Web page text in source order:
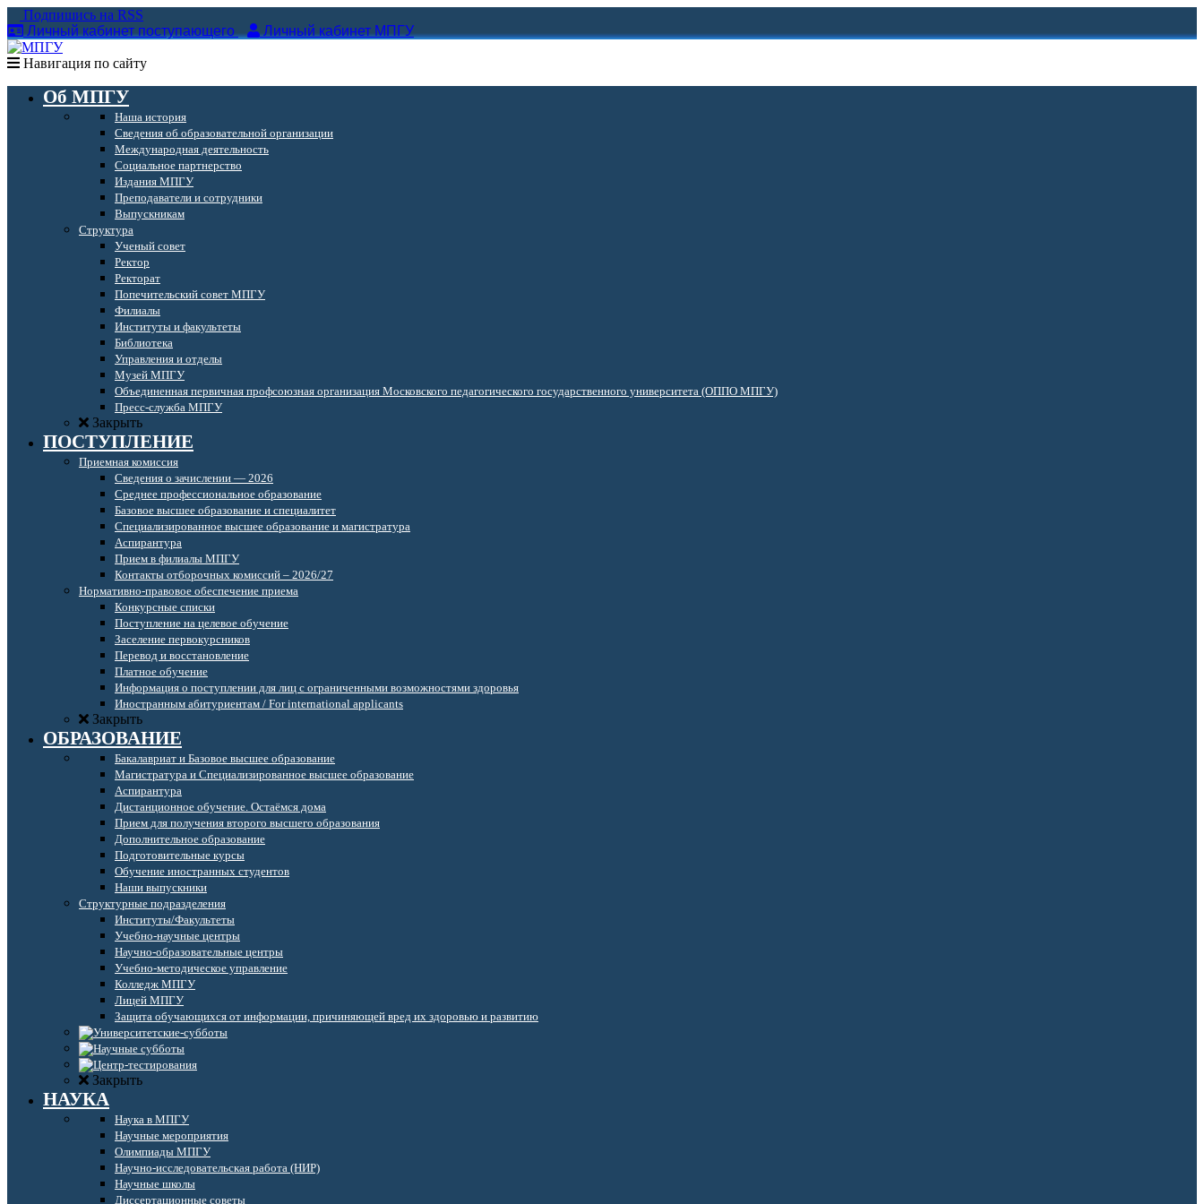
Подпишись на RSS
Личный кабинет поступающего
Личный кабинет МПГУ
Навигация по сайту
Об МПГУ
Наша история
Сведения об образовательной организации
Международная деятельность
Социальное партнерство
Издания МПГУ
Преподаватели и сотрудники
Выпускникам
Структура
Ученый совет
Ректор
Ректорат
Попечительский совет МПГУ
Филиалы
Институты и факультеты
Библиотека
Управления и отделы
Музей МПГУ
Объединенная первичная профсоюзная организация Московского педагогического государственного университета (ОППО МПГУ)
Пресс-служба МПГУ
Закрыть
ПОСТУПЛЕНИЕ
Приемная комиссия
Сведения о зачислении — 2026
Среднее профессиональное образование
Базовое высшее образование и специалитет
Специализированное высшее образование и магистратура
Аспирантура
Прием в филиалы МПГУ
Контакты отборочных комиссий – 2026/27
Нормативно-правовое обеспечение приема
Конкурсные списки
Поступление на целевое обучение
Заселение первокурсников
Перевод и восстановление
Платное обучение
Информация о поступлении для лиц с ограниченными возможностями здоровья
Иностранным абитуриентам / For international applicants
Закрыть
ОБРАЗОВАНИЕ
Бакалавриат и Базовое высшее образование
Магистратура и Специализированное высшее образование
Аспирантура
Дистанционное обучение. Остаёмся дома
Прием для получения второго высшего образования
Дополнительное образование
Подготовительные курсы
Обучение иностранных студентов
Наши выпускники
Структурные подразделения
Институты/Факультеты
Учебно-научные центры
Научно-образовательные центры
Учебно-методическое управление
Колледж МПГУ
Лицей МПГУ
Защита обучающихся от информации, причиняющей вред их здоровью и развитию
Закрыть
НАУКА
Наука в МПГУ
Научные мероприятия
Олимпиады МПГУ
Научно-исследовательская работа (НИР)
Научные школы
Диссертационные советы